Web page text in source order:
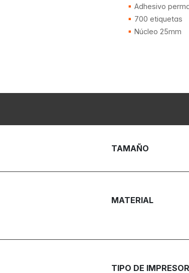
Adhesivo
700 etiquetas
Núcleo 25mm
TAMAÑO
MATERIAL
TIPO DE